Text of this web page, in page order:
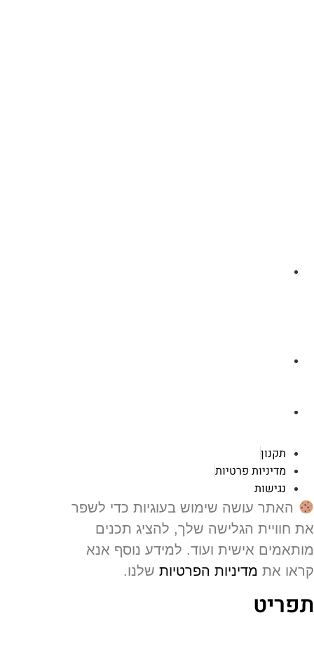
תקנון
מדיניות פרטיות
נגישות
האתר עושה שימוש בעוגיות כדי לשפר
חוויית הגלישה שלך, להציג תכנים
אישית ועוד. למידע נוסף אנא
אתמדיניות הפרטיותשלנו.